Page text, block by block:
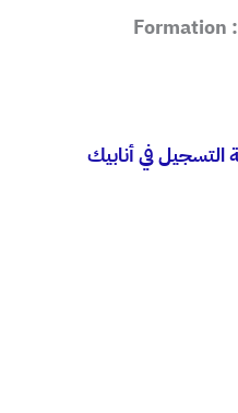
Formation :